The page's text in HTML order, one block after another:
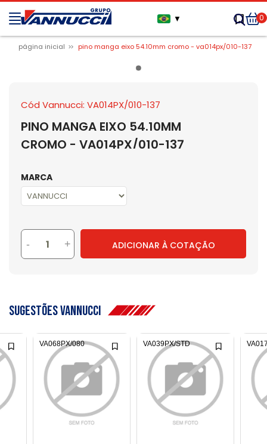
▼ 0
página inicial pino manga eixo 54.10mm cromo - va014px/010-137
Cód Vannucci: VA014PX/010-137
PINO MANGA EIXO 54.10MM
CROMO - VA014PX/010-137
MARCA
- + ADICIONAR À COTAÇÃO
sugestões vannucci
VA068PX/080 VA039PX/STD